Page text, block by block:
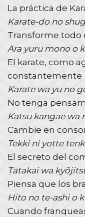
La práctica de
Karate-do no
Transforme todo
Ara yuru mono o
El karate, como
constantemente
Karate wa yu no
No tenga
Katsu kangae wa
Cambie en
Tekki ni yotte
El secreto del
Tatakai wa
Piensa que los
Hito no te-ashi o
Cuando